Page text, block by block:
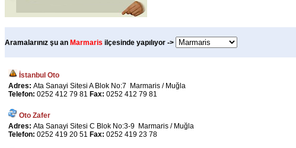
Aramalarınız şu an Marmaris ilçesinde yapılıyor ->
İstanbul Oto
Adres: Ata Sanayi Sitesi A Blok No:7 Marmaris / Muğla
Telefon: 0252 412 79 81 Fax: 0252 412 79 81
Oto Zafer
Adres: Ata Sanayi Sitesi C Blok No:3-9 Marmaris / Muğla
Telefon: 0252 419 20 51 Fax: 0252 419 23 78